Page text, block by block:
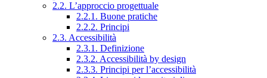
2.2. L’approccio progettuale
2.2.1. Buone pratiche
2.2.2. Principi
2.3. Accessibilità
2.3.1. Definizione
2.3.2. Accessibilità by design
2.3.3. Principi per l’accessibilità